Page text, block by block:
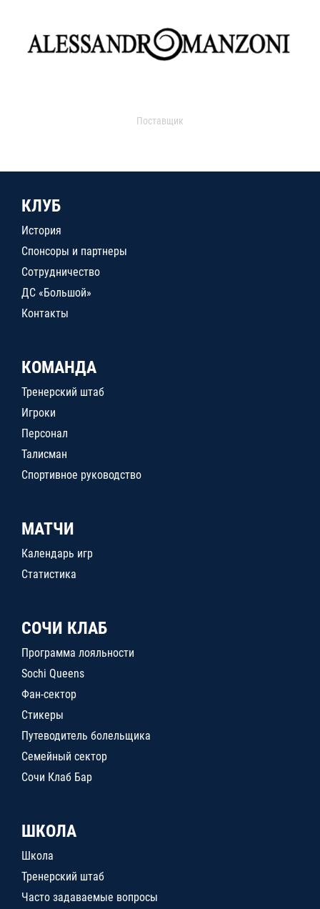
Поставщик
КЛУБ
История
Спонсоры и партнеры
Сотрудничество
ДС «Большой»
Контакты
КОМАНДА
Тренерский штаб
Игроки
Персонал
Талисман
Спортивное руководство
МАТЧИ
Календарь игр
Статистика
СОЧИ КЛАБ
Программа лояльности
Sochi Queens
Фан-сектор
Стикеры
Путеводитель болельщика
Семейный сектор
Сочи Клаб Бар
ШКОЛА
Школа
Тренерский штаб
Часто задаваемые вопросы